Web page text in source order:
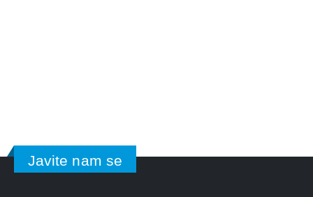
Javite nam se